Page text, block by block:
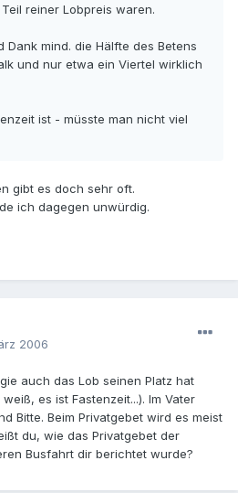
reiner Lobpreis waren.
Dank mind. die Hälfte des Betens
und nur etwa ein Viertel wirklich
ist - müsste man nicht viel
gibt es doch sehr oft.
ich dagegen unwürdig.
2006
auch das Lob seinen Platz hat
es ist Fastenzeit...). Im Vater
Bitte. Beim Privatgebet wird es meist
du, wie das Privatgebet der
Busfahrt dir berichtet wurde?